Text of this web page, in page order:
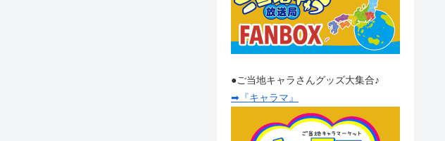
●ご当地キャラさんグッズ大集合♪
➡『キャラマ』